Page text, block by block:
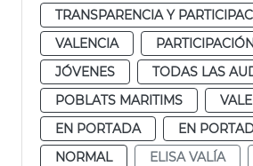
TRANSPARENCIA Y
VALENCIA
JÓVENES
TODAS LAS
POBLATS MARITIMS
EN PORTADA
EN
NORMAL
ELISA VALÍA